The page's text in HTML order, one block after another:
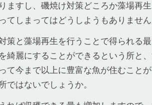
ますし、磯焼け対策どころか藻場再
てしまってはどうしようもありませ
策と藻場再生を行うことで得られる
綺麗にすることができるという所と
て今まで以上に豊富な魚が住むこと
ではないでしょうか。